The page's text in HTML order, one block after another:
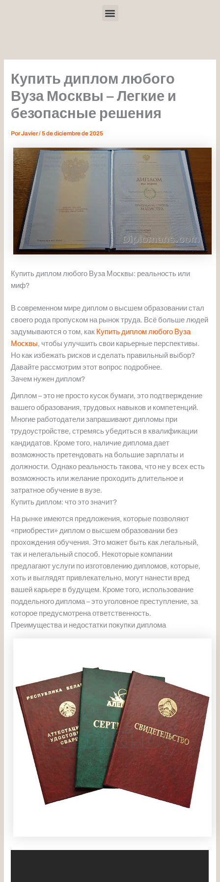
Menu
Купить диплом любого
Вуза Москвы – Легкие и
безопасные решения
PorJavier/5 de diciembre de 2025
Купить диплом любого Вуза Москвы: реальность или
миф?
В современном мире диплом о высшем образовании стал
своего рода пропуском на рынок труда. Всё больше людей
задумываются о том, как Купить диплом любого Вуза
Москвы, чтобы улучшить свои карьерные перспективы.
Но как избежать рисков и сделать правильный выбор?
Давайте рассмотрим этот вопрос подробнее.
Зачем нужен диплом?
Диплом – это не просто кусок бумаги, это подтверждение
вашего образования, трудовых навыков и компетенций.
Многие работодатели запрашивают дипломы при
трудоустройстве, стремясь убедиться в квалификации
кандидатов. Кроме того, наличие диплома дает
возможность претендовать на большие зарплаты и
должности. Однако реальность такова, что не у всех есть
возможность или желание проходить длительное и
затратное обучение в вузе.
Купить диплом: что это значит?
На рынке имеются предложения, которые позволяют
«приобрести» диплом о высшем образовании без
прохождения обучения. Это может быть как легальный,
так и нелегальный способ. Некоторые компании
предлагают услуги по изготовлению дипломов, которые,
хоть и выглядят привлекательно, могут нанести вред
вашей карьере в будущем. Кроме того, использование
поддельного диплома – это уголовное преступление, за
которое предусмотрена ответственность.
Преимущества и недостатки покупки диплома